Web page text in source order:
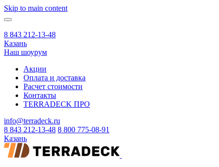
Skip to main content
8 843 212-13-48
Казань
Наш шоурум
Акции
Оплата и доставка
Расчет стоимости
Контакты
TERRADECK ПРО
info@terradeck.ru
8 843 212-13-48 8 800 775-08-91
Казань